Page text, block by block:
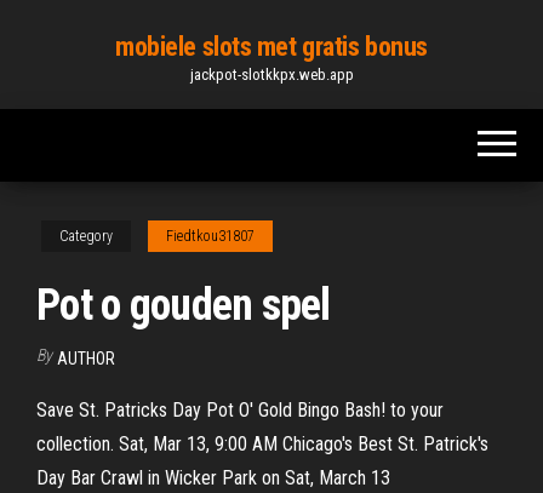
content
mobiele slots met gratis bonus
jackpot-slotkkpx.web.app
Category Fiedtkou31807
Pot o gouden spel
By AUTHOR
Save St. Patricks Day Pot O' Gold Bingo Bash! to your
collection. Sat, Mar 13, 9:00 AM Chicago's Best St. Patrick's
Day Bar Crawl in Wicker Park on Sat, March 13